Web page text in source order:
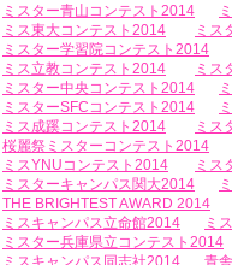
ミスター青山コンテスト2014
ミス東大コンテスト2014
ミス
ミスター学習院コンテスト2014
ミス立教コンテスト2014
ミス
ミスター中央コンテスト2014
ミスターSFCコンテスト2014
ミス成蹊コンテスト2014
ミス
桜麗祭ミスターコンテスト2014
ミスYNUコンテスト2014
ミス
ミスターキャンパス関大2014
THE BRIGHTEST AWARD 2014
ミスキャンパス立命館2014
ミ
ミスター兵庫県立コンテスト2014
ミスキャンパス同志社2014
青